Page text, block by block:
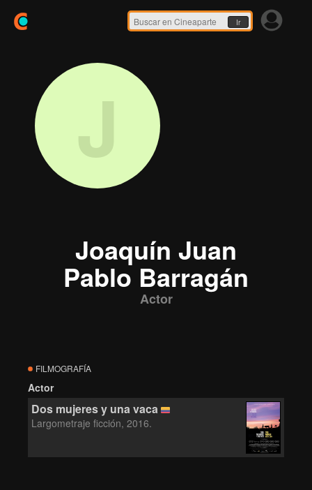
Ir
J
Joaquín Juan
Pablo Barragán
Actor
FILMOGRAFÍA
Actor
Dos mujeres y una vaca
Largometraje ficción, 2016.